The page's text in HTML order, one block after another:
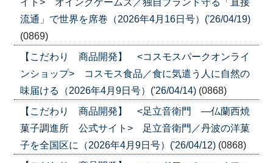
イト> オインクゲームズ／独自ブランド守る「直接
流通」で世界を席巻（2026年4月16日号）('26/04/19)
(0869)
【こだわり 商品開発】 <コスモスパークオンライ
ンショップ> コスモス食品／食に気遣う人に自然の
味届ける（2026年4月9日号）('26/04/14) (0868)
【こだわり 商品開発】 <足立音衛門 ―仏蘭西焼
菓子調進所 公式サイト> 足立音衛門／丹波の洋菓
子を全国区に（2026年4月9日号）('26/04/12) (0868)